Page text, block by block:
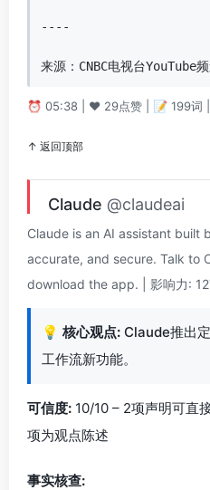
----
来源：CNBC电视台YouTube
⏰ 05:38 | ❤️ 29点赞 | 📝 199词 |
↑ 返回顶部
Claude @claudeai
Claude is an AI assistant built
accurate, and secure. Talk to
download the app. | 影响力:
💡 核心观点: Claude推出
工作流新功能。
可信度: 10/10 – 2项声明可直
项为观点陈述
事实核查: